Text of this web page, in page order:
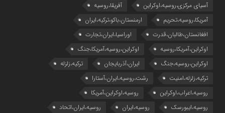
آسیای مرکزی،روسیه،اوکراین
آفریقا،روسیه
آمریکا،روسیه،تحریم
ارمنستان،باکو،ترکیه،ایران
افغانستان،طالبان،قدرت
اوراسیا،ایران،تجارت
اوکراین،آمریکا،روسیه
اوکراین،روسیه،آمریکا،جنگ
اوکراین،روسیه،جنگ
ایران،آذربایجان
ترکیه،زلزله
ترکیه،زلزله،امنیت
رشت،روسیه،ایران،آستارا
روسیه،اعراب،اوکراین
روسیه،اوکراین،آمریکا
روسیه،ایبورسک
روسیه،ایران
روسیه،ایران،اتحاد